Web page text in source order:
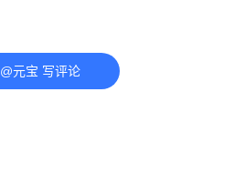
@元宝 写评论